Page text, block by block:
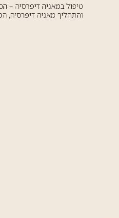
טיפול במאניה דיפרסיה –
והתהליך מאניה דיפרסיה,